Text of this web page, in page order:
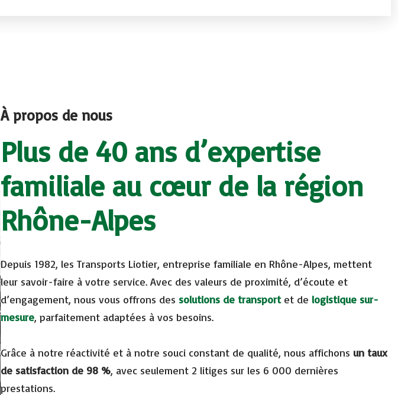
À propos de nous
Plus de 40 ans d’expertise
familiale au cœur de la région
Rhône-Alpes
Depuis 1982, les Transports Liotier, entreprise familiale en Rhône-Alpes, mettent
leur savoir-faire à votre service. Avec des valeurs de proximité, d’écoute et
d’engagement, nous vous offrons des solutions de transportet de logistique sur-
mesure, parfaitement adaptées à vos besoins.
Grâce à notre réactivité et à notre souci constant de qualité, nous affichons un taux
de satisfaction de 98 %, avec seulement 2 litiges sur les 6 000 dernières
prestations.